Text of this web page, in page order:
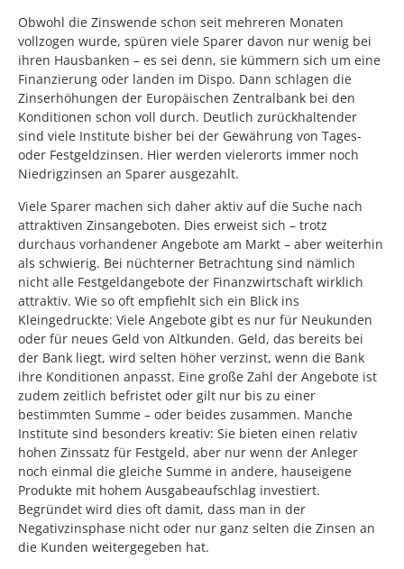
Obwohl die Zinswende schon seit mehreren Monaten
vollzogen wurde, spüren viele Sparer davon nur wenig bei
ihren Hausbanken – es sei denn, sie kümmern sich um eine
Finanzierung oder landen im Dispo. Dann schlagen die
Zinserhöhungen der Europäischen Zentralbank bei den
Konditionen schon voll durch. Deutlich zurückhaltender
sind viele Institute bisher bei der Gewährung von Tages-
oder Festgeldzinsen. Hier werden vielerorts immer noch
Niedrigzinsen an Sparer ausgezahlt.
Viele Sparer machen sich daher aktiv auf die Suche nach
attraktiven Zinsangeboten. Dies erweist sich – trotz
durchaus vorhandener Angebote am Markt – aber weiterhin
als schwierig. Bei nüchterner Betrachtung sind nämlich
nicht alle Festgeldangebote der Finanzwirtschaft wirklich
attraktiv. Wie so oft empfiehlt sich ein Blick ins
Kleingedruckte: Viele Angebote gibt es nur für Neukunden
oder für neues Geld von Altkunden. Geld, das bereits bei
der Bank liegt, wird selten höher verzinst, wenn die Bank
ihre Konditionen anpasst. Eine große Zahl der Angebote ist
zudem zeitlich befristet oder gilt nur bis zu einer
bestimmten Summe – oder beides zusammen. Manche
Institute sind besonders kreativ: Sie bieten einen relativ
hohen Zinssatz für Festgeld, aber nur wenn der Anleger
noch einmal die gleiche Summe in andere, hauseigene
Produkte mit hohem Ausgabeaufschlag investiert.
Begründet wird dies oft damit, dass man in der
Negativzinsphase nicht oder nur ganz selten die Zinsen an
die Kunden weitergegeben hat.